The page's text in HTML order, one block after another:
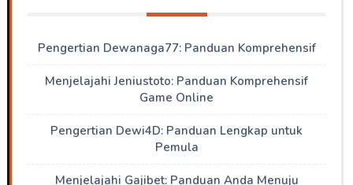
Pengertian Dewanaga77: Panduan Komprehensif
Menjelajahi Jeniustoto: Panduan Komprehensif
Game Online
Pengertian Dewi4D: Panduan Lengkap untuk
Pemula
Menjelajahi Gajibet: Panduan Anda Menuju